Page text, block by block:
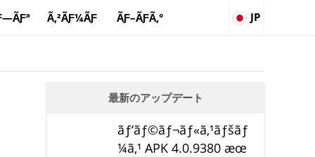
Ã‚²ÃƑ¼ÃƑ ÃƑ–ÃƑ­Ã‚° JP
最新のアップデート
ãƒ‘ãƒ©ãƒ¬ãƒ«ã‚¹ãƒšãƒ
¼ã‚¹ APK 4.0.9380 æœ